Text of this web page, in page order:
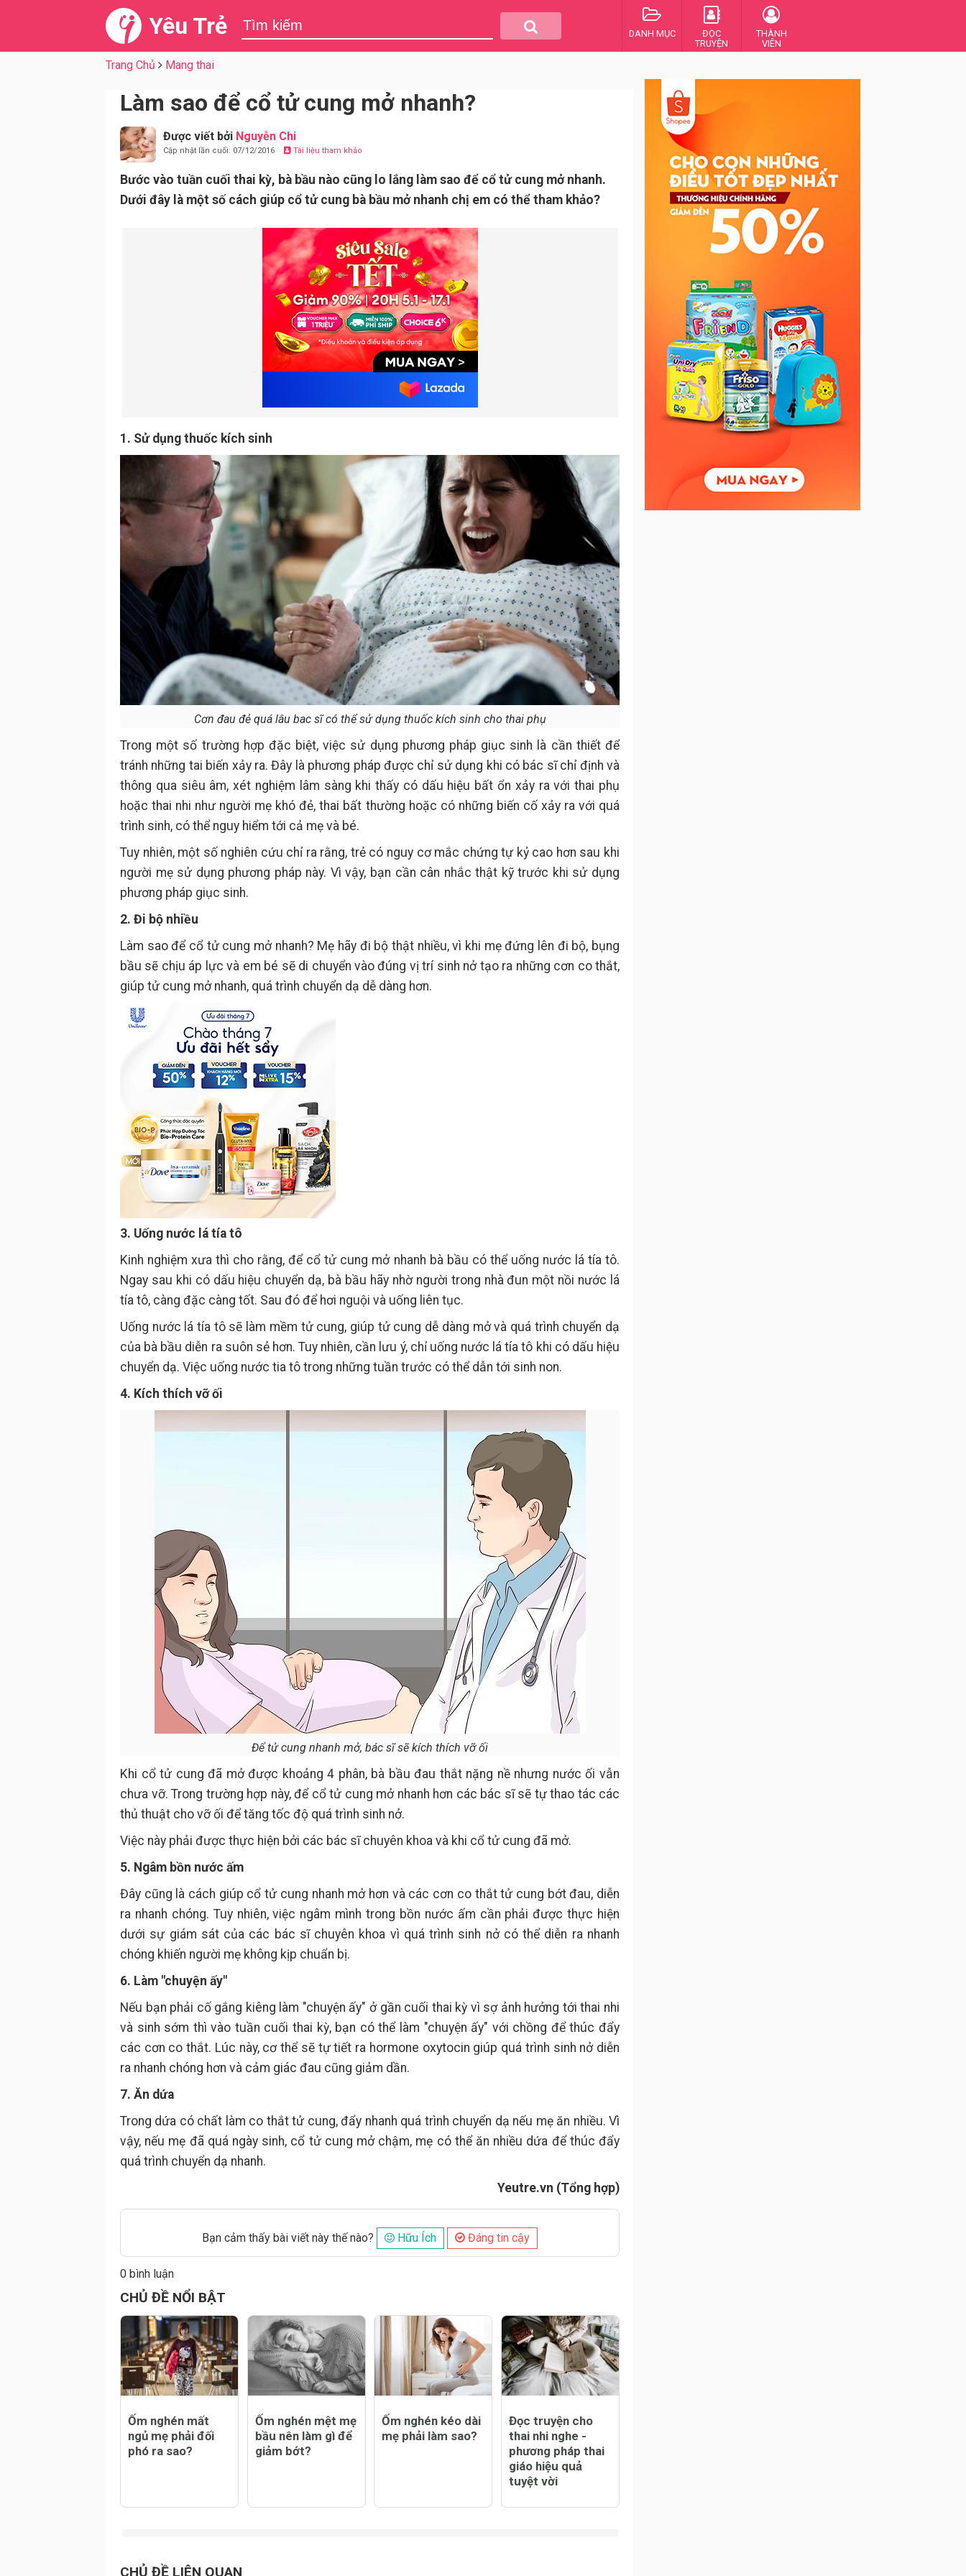
Yêu Trẻ DANH MỤC
ĐỌC
TRUYỆN
THÀNH
VIÊN
Trang Chủ Mang thai
Làm sao để cổ tử cung mở nhanh?
Được viết bởi Nguyễn Chi
Cập nhật lần cuối: 07/12/2016 Tài liệu tham khảo
Bước vào tuần cuối thai kỳ, bà bầu nào cũng lo lắng làm sao để cổ tử cung mở nhanh.
Dưới đây là một số cách giúp cổ tử cung bà bầu mở nhanh chị em có thể tham khảo?
1. Sử dụng thuốc kích sinh
Cơn đau đẻ quá lâu bac sĩ có thể sử dụng thuốc kích sinh cho thai phụ
Trong một số trường hợp đặc biệt, việc sử dụng phương pháp giục sinh là cần thiết để
tránh những tai biến xảy ra. Đây là phương pháp được chỉ sử dụng khi có bác sĩ chỉ định và
thông qua siêu âm, xét nghiệm lâm sàng khi thấy có dấu hiệu bất ổn xảy ra với thai phụ
hoặc thai nhi như người mẹ khó đẻ, thai bất thường hoặc có những biến cố xảy ra với quá
trình sinh, có thể nguy hiểm tới cả mẹ và bé.
Tuy nhiên, một số nghiên cứu chỉ ra rằng, trẻ có nguy cơ mắc chứng tự kỷ cao hơn sau khi
người mẹ sử dụng phương pháp này. Vì vậy, bạn cần cân nhắc thật kỹ trước khi sử dụng
phương pháp giục sinh.
2. Đi bộ nhiều
Làm sao để cổ tử cung mở nhanh? Mẹ hãy đi bộ thật nhiều, vì khi mẹ đứng lên đi bộ, bụng
bầu sẽ chịu áp lực và em bé sẽ di chuyển vào đúng vị trí sinh nở tạo ra những cơn co thắt,
giúp tử cung mở nhanh, quá trình chuyển dạ dễ dàng hơn.
3. Uống nước lá tía tô
Kinh nghiệm xưa thì cho rằng, để cổ tử cung mở nhanh bà bầu có thể uống nước lá tía tô.
Ngay sau khi có dấu hiệu chuyển dạ, bà bầu hãy nhờ người trong nhà đun một nồi nước lá
tía tô, càng đặc càng tốt. Sau đó để hơi nguội và uống liên tục.
Uống nước lá tía tô sẽ làm mềm tử cung, giúp tử cung dễ dàng mở và quá trình chuyển dạ
của bà bầu diễn ra suôn sẻ hơn. Tuy nhiên, cần lưu ý, chỉ uống nước lá tía tô khi có dấu hiệu
chuyển dạ. Việc uống nước tia tô trong những tuần trước có thể dẫn tới sinh non.
4. Kích thích vỡ ối
Để tử cung nhanh mở, bác sĩ sẽ kích thích vỡ ối
Khi cổ tử cung đã mở được khoảng 4 phân, bà bầu đau thắt nặng nề nhưng nước ối vẫn
chưa vỡ. Trong trường hợp này, để cổ tử cung mở nhanh hơn các bác sĩ sẽ tự thao tác các
thủ thuật cho vỡ ối để tăng tốc độ quá trình sinh nở.
Việc này phải được thực hiện bởi các bác sĩ chuyên khoa và khi cổ tử cung đã mở.
5. Ngâm bồn nước ấm
Đây cũng là cách giúp cổ tử cung nhanh mở hơn và các cơn co thắt tử cung bớt đau, diễn
ra nhanh chóng. Tuy nhiên, việc ngâm mình trong bồn nước ấm cần phải được thực hiện
dưới sự giám sát của các bác sĩ chuyên khoa vì quá trình sinh nở có thể diễn ra nhanh
chóng khiến người mẹ không kịp chuẩn bị.
6. Làm "chuyện ấy"
Nếu bạn phải cố gắng kiêng làm "chuyện ấy" ở gần cuối thai kỳ vì sợ ảnh hưởng tới thai nhi
và sinh sớm thì vào tuần cuối thai kỳ, bạn có thể làm "chuyện ấy" với chồng để thúc đẩy
các cơn co thắt. Lúc này, cơ thể sẽ tự tiết ra hormone oxytocin giúp quá trình sinh nở diễn
ra nhanh chóng hơn và cảm giác đau cũng giảm dần.
7. Ăn dứa
Trong dứa có chất làm co thắt tử cung, đẩy nhanh quá trình chuyển dạ nếu mẹ ăn nhiều. Vì
vậy, nếu mẹ đã quá ngày sinh, cổ tử cung mở chậm, mẹ có thể ăn nhiều dứa để thúc đẩy
quá trình chuyển dạ nhanh.
Yeutre.vn (Tổng hợp)
Bạn cảm thấy bài viết này thế nào? Hữu Ích Đáng tin cậy
0 bình luận
Đăng
CHỦ ĐỀ NỔI BẬT
Đọc truyện cho